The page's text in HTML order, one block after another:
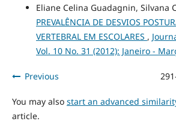
Eliane Celina Guadagnin, Silvana
PREVALÊNCIA DE DESVIOS
VERTEBRAL EM ESCOLARES ,
Vol. 10 No. 31 (2012): Janeiro -
Previous
You may also start an advanced
article.